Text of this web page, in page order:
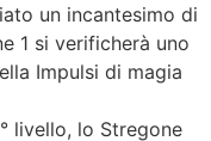
un incantesimo di
1 si verificherà uno
Impulsi di magia
livello, lo Stregone